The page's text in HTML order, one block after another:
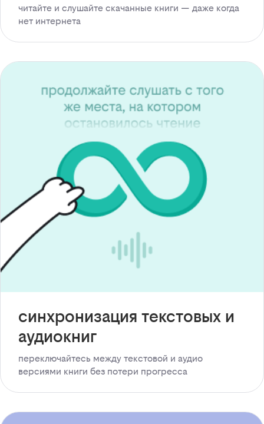
читайте и слушайте скачанные книги — даже когда
нет интернета
синхронизация текстовых и
аудиокниг
переключайтесь между текстовой и аудио
версиями книги без потери прогресса